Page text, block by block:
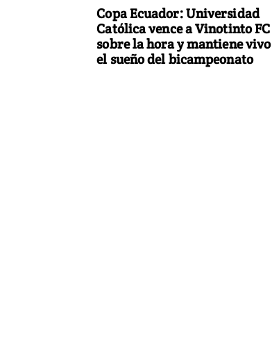
Copa Ecuador: Universidad
Católica vence a Vinotinto FC
sobre la hora y mantiene vivo
el sueño del bicampeonato